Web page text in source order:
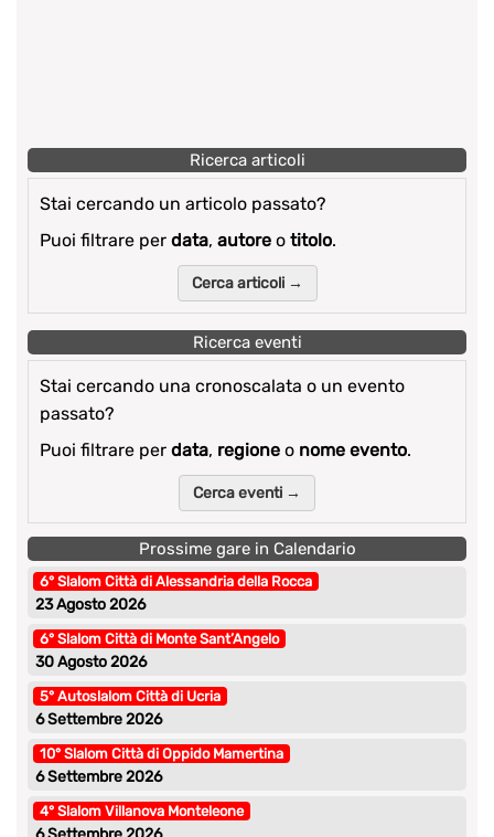
Ricerca articoli
Stai cercando un articolo passato?
Puoi filtrare per data, autore o titolo.
Cerca articoli →
Ricerca eventi
Stai cercando una cronoscalata o un evento
passato?
Puoi filtrare per data, regione o nome evento.
Cerca eventi →
Prossime gare in Calendario
6° Slalom Città di Alessandria della Rocca
23 Agosto 2026
6° Slalom Città di Monte Sant’Angelo
30 Agosto 2026
5° Autoslalom Città di Ucria
6 Settembre 2026
10° Slalom Città di Oppido Mamertina
6 Settembre 2026
4° Slalom Villanova Monteleone